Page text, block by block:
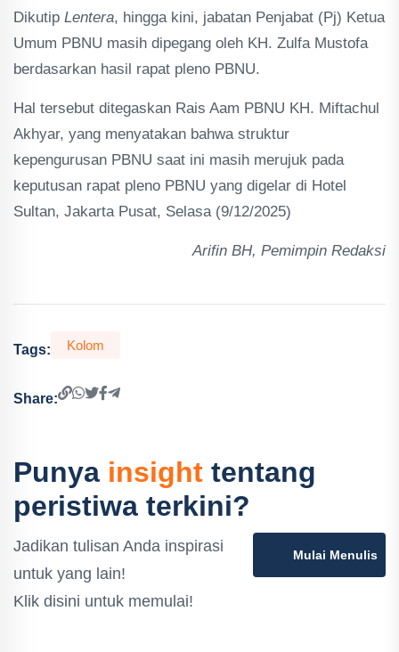
Dikutip Lentera, hingga kini, jabatan Penjabat (Pj) Ketua
Umum PBNU masih dipegang oleh KH. Zulfa Mustofa
berdasarkan hasil rapat pleno PBNU.
Hal tersebut ditegaskan Rais Aam PBNU KH. Miftachul
Akhyar, yang menyatakan bahwa struktur
kepengurusan PBNU saat ini masih merujuk pada
keputusan rapat pleno PBNU yang digelar di Hotel
Sultan, Jakarta Pusat, Selasa (9/12/2025)
Arifin BH, Pemimpin Redaksi
Tags: Kolom
Share:
Punya insight tentang
peristiwa terkini?
Jadikan tulisan Anda inspirasi
untuk yang lain!
Klik disini untuk memulai!
Mulai Menulis